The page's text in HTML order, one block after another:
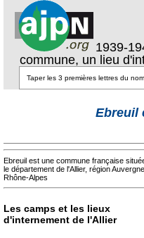
1939-
commune, un lieu
Ebreuil
Ebreuil est une commune française
le département de l'Allier, région
Rhône-Alpes
Les camps et les lieux
d'internement de l'Allier